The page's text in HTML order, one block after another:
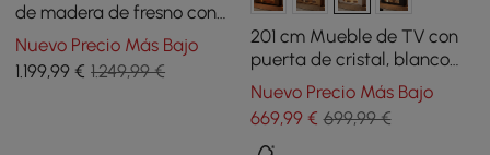
de madera de fresno con
listones de nogal y
cubierta de piedra
sinterizada
Nuevo Precio Más Bajo
1.199,99 € 1.249,99 €
201 cm Mueble de TV con
puerta de cristal, blanco
cálido, con
almacenamiento y LED
Nuevo Precio Más Bajo
669,99€ 699,99 €